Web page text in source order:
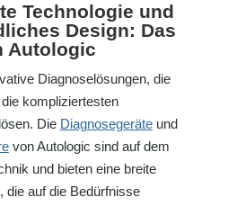
Technologie und
Design: Das
Autologic
Diagnoselösungen, die
kompliziertesten
Die Diagnosegeräteund
von Autologic sind auf dem
und bieten eine breite
die auf die Bedürfnisse